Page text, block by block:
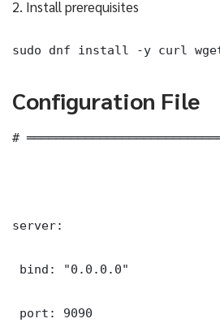
2. Install prerequisites
sudo dnf install -y curl
Configuration File
#
server:
bind: "0.0.0.0"
port: 9090